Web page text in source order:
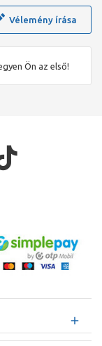
Vélemény írása
Ön az első!